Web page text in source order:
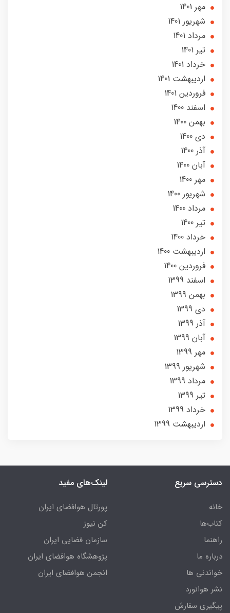
مهر 1401
شهریور 1401
مرداد 1401
تير 1401
خرداد 1401
ارديبهشت 1401
فروردین 1401
اسفند 1400
بهمن 1400
دی 1400
آذر 1400
آبان 1400
مهر 1400
شهریور 1400
مرداد 1400
تير 1400
خرداد 1400
ارديبهشت 1400
فروردین 1400
اسفند 1399
بهمن 1399
دی 1399
آذر 1399
آبان 1399
مهر 1399
شهریور 1399
مرداد 1399
تير 1399
خرداد 1399
ارديبهشت 1399
دسترسی سریع
خانه
کتاب‌ها
راهنما
درباره ما
خواندنی ها
نشر هوانورد
پیگیری سفارش
لینک‌های مفید
پورتال هوافضای ایران
کن نیوز
سازمان فضایی ایران
پژوهشگاه هوافضای ایران
انجمن هوافضای ایران